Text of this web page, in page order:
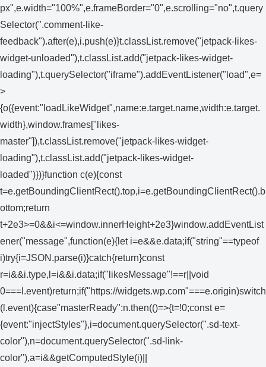
px",e.width="100%",e.frameBorder="0",e.scrolling="no",t.query
Selector(".comment-like-
feedback").after(e),i.push(e)}t.classList.remove("jetpack-likes-
widget-unloaded"),t.classList.add("jetpack-likes-widget-
loading"),t.querySelector("iframe").addEventListener("load",e=
>
{o({event:"loadLikeWidget",name:e.target.name,width:e.target.
width},window.frames["likes-
master"]),t.classList.remove("jetpack-likes-widget-
loading"),t.classList.add("jetpack-likes-widget-
loaded")})}function c(e){const
t=e.getBoundingClientRect().top,i=e.getBoundingClientRect().b
ottom;return
t+2e3>=0&&i<=window.innerHeight+2e3}window.addEventList
ener("message",function(e){let i=e&&e.data;if("string"==typeof
i)try{i=JSON.parse(i)}catch{return}const
r=i&&i.type,l=i&&i.data;if("likesMessage"!==r||void
0===l.event)return;if("https://widgets.wp.com"===e.origin)switch
(l.event){case"masterReady":n.then(()=>{t=!0;const e=
{event:"injectStyles"},i=document.querySelector(".sd-text-
color"),n=document.querySelector(".sd-link-
color"),a=i&&getComputedStyle(i)||